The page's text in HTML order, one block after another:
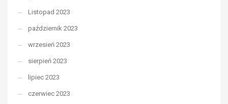
Listopad 2023
październik 2023
wrzesień 2023
sierpień 2023
lipiec 2023
czerwiec 2023